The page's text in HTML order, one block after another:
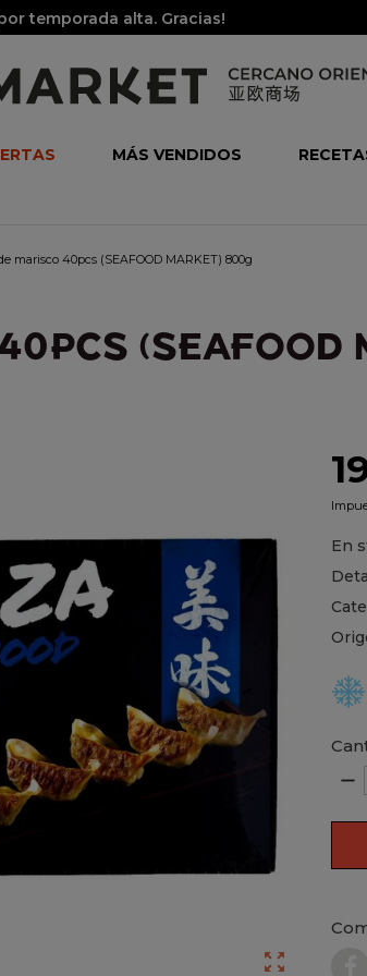
temporada alta. Gracias!
MÁS VENDIDOS
marisco 40pcs (SEAFOOD MARKET) 800g
(SEAFOOD

En
remove